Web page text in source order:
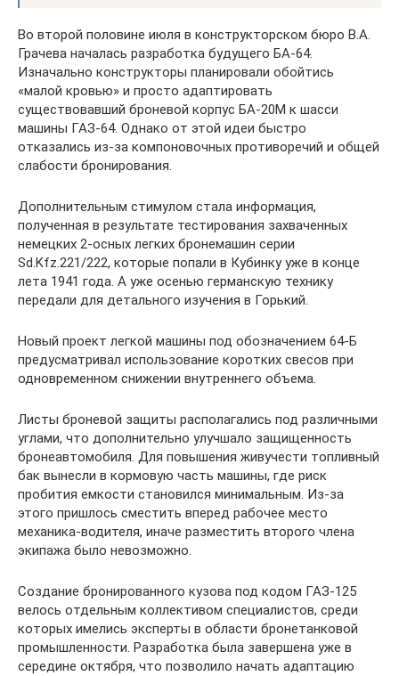
Во второй половине июля в конструкторском бюро В.А.
Грачева началась разработка будущего БА-64.
Изначально конструкторы планировали обойтись
«малой кровью» и просто адаптировать
существовавший броневой корпус БА-20М к шасси
машины ГАЗ-64. Однако от этой идеи быстро
отказались из-за компоновочных противоречий и общей
слабости бронирования.
Дополнительным стимулом стала информация,
полученная в результате тестирования захваченных
немецких 2-осных легких бронемашин серии
Sd.Kfz.221/222, которые попали в Кубинку уже в конце
лета 1941 года. А уже осенью германскую технику
передали для детального изучения в Горький.
Новый проект легкой машины под обозначением 64-Б
предусматривал использование коротких свесов при
одновременном снижении внутреннего объема.
Листы броневой защиты располагались под различными
углами, что дополнительно улучшало защищенность
бронеавтомобиля. Для повышения живучести топливный
бак вынесли в кормовую часть машины, где риск
пробития емкости становился минимальным. Из-за
этого пришлось сместить вперед рабочее место
механика-водителя, иначе разместить второго члена
экипажа было невозможно.
Создание бронированного кузова под кодом ГАЗ-125
велось отдельным коллективом специалистов, среди
которых имелись эксперты в области бронетанковой
промышленности. Разработка была завершена уже в
середине октября, что позволило начать адаптацию